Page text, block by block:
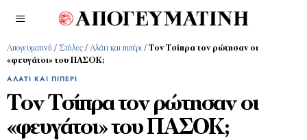
Απογευματινή / Στήλες / Αλάτι και πιπέρι / Τον Τσίπρα τον ρώτησαν οι
«φευγάτοι» του ΠΑΣΟΚ;
ΑΛΆΤΙ ΚΑΙ ΠΙΠΈΡΙ
Τον Τσίπρα τον ρώτησαν οι
«φευγάτοι» του ΠΑΣΟΚ;